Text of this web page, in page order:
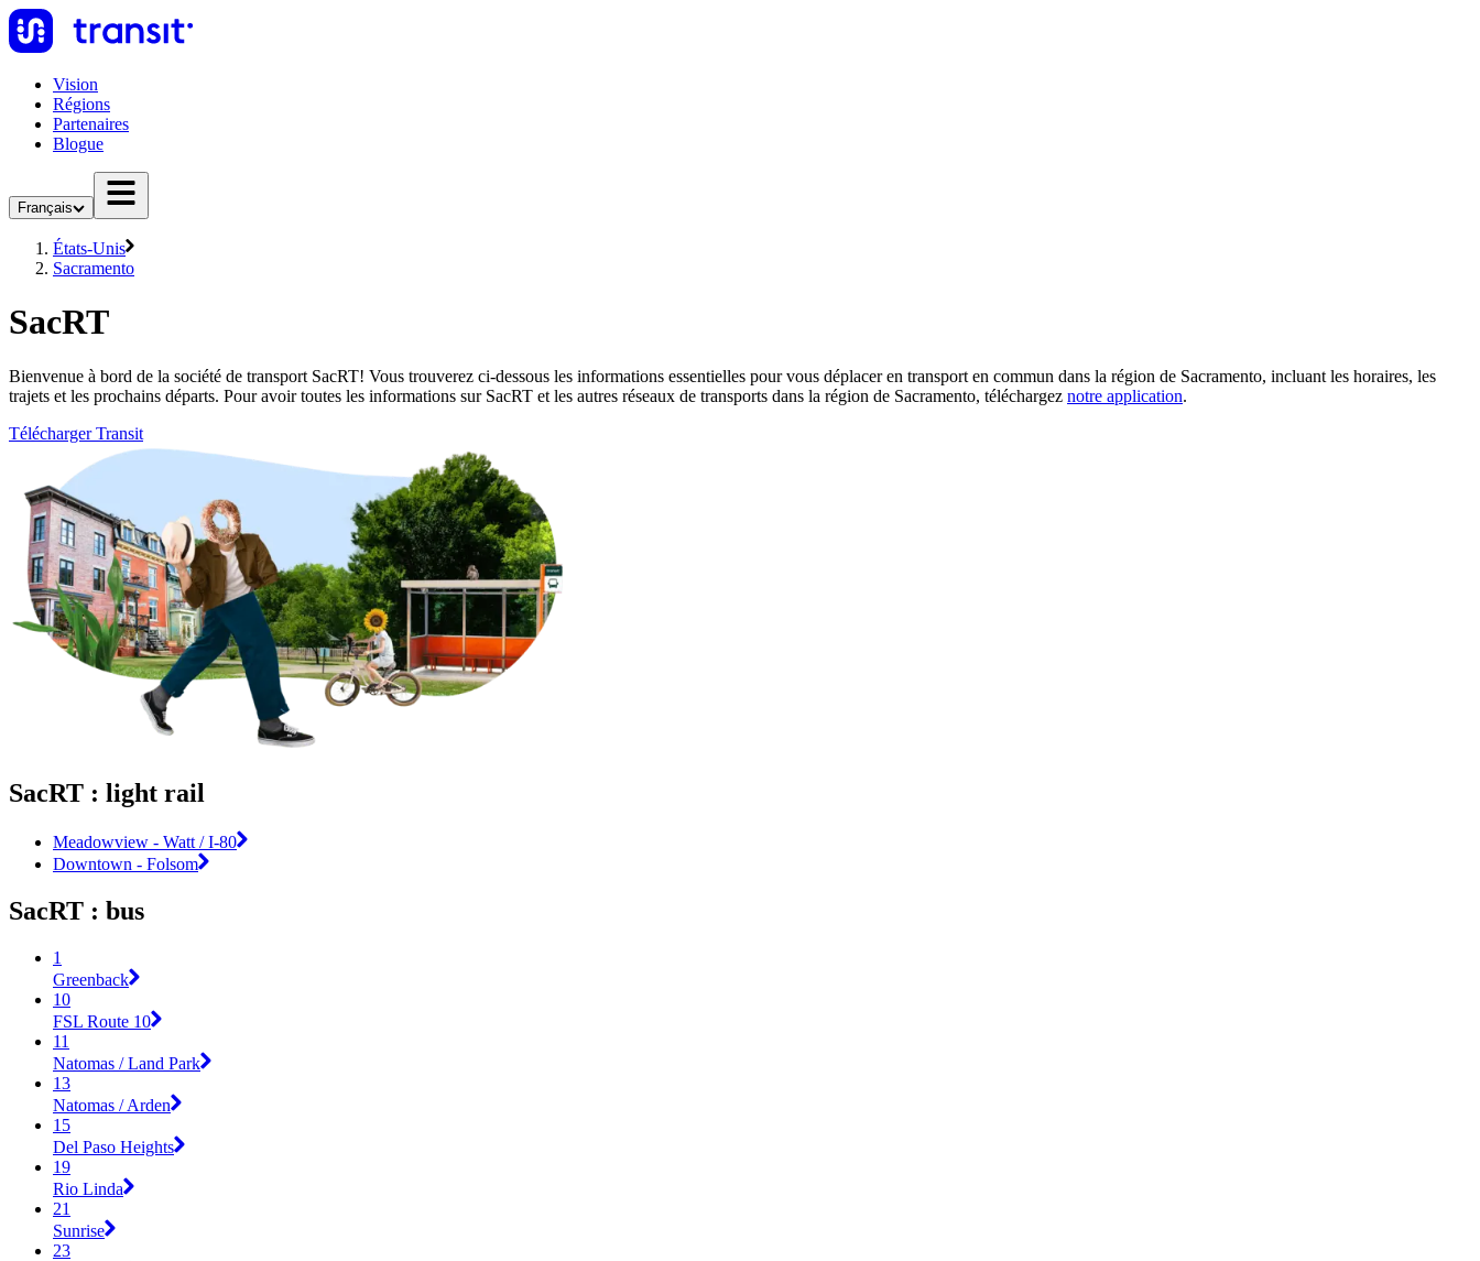
Vision
Régions
Partenaires
Blogue
Français
États-Unis
Sacramento
SacRT
Bienvenue à bord de la société de transport SacRT! Vous trouverez ci-dessous les informations essentielles pour vous déplacer en transport en commun dans la région de Sacramento, incluant les horaires, les
trajets et les prochains départs. Pour avoir toutes les informations sur SacRT et les autres réseaux de transports dans la région de Sacramento, téléchargez notre application.
Télécharger Transit
SacRT : light rail
Meadowview - Watt / I-80
Downtown - Folsom
SacRT : bus
1
Greenback
10
FSL Route 10
11
Natomas / Land Park
13
Natomas / Arden
15
Del Paso Heights
19
Rio Linda
21
Sunrise
23